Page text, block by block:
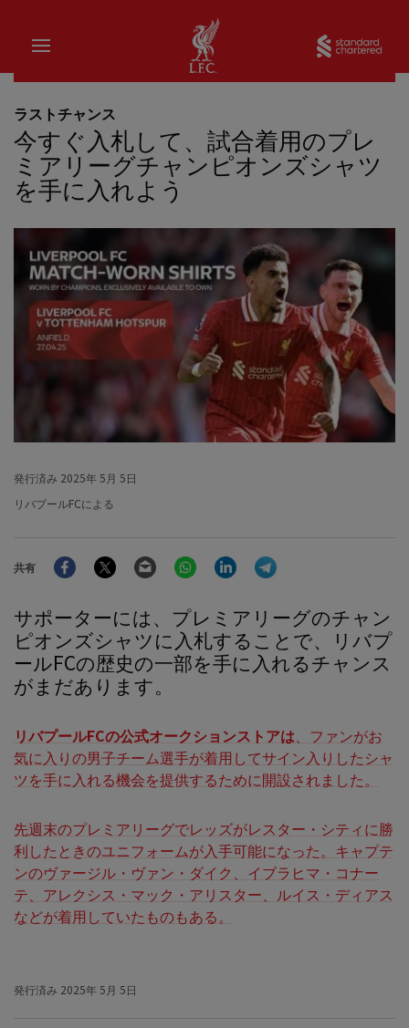
家
ラストチャンス
今すぐ入札して、試合着用のプレ
ミアリーグチャンピオンズシャツ
を手に入れよう
発行済み 2025年 5月 5日
リバプールFCによる
共有
FacebookTwitter Email WhatsAppLinkedIn
サポーターには、プレミアリーグのチャン
ピオンズシャツに入札することで、リバプ
ールFCの歴史の一部を手に入れるチャンス
がまだあります。
リバプールFCの公式オークションストアは、ファンがお
気に入りの男子チーム選手が着用してサイン入りしたシャ
ツを手に入れる機会を提供するために開設されました。
先週末のプレミアリーグでレッズがレスター・シティに勝
利したときのユニフォームが入手可能になった。キャプテ
ンのヴァージル・ヴァン・ダイク、イブラヒマ・コナー
テ、アレクシス・マック・アリスター、ルイス・ディアス
などが着用していたものもある。
発行済み 2025年 5月 5日